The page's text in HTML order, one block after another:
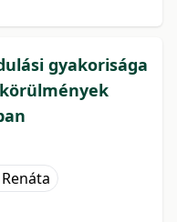
gyakorisága